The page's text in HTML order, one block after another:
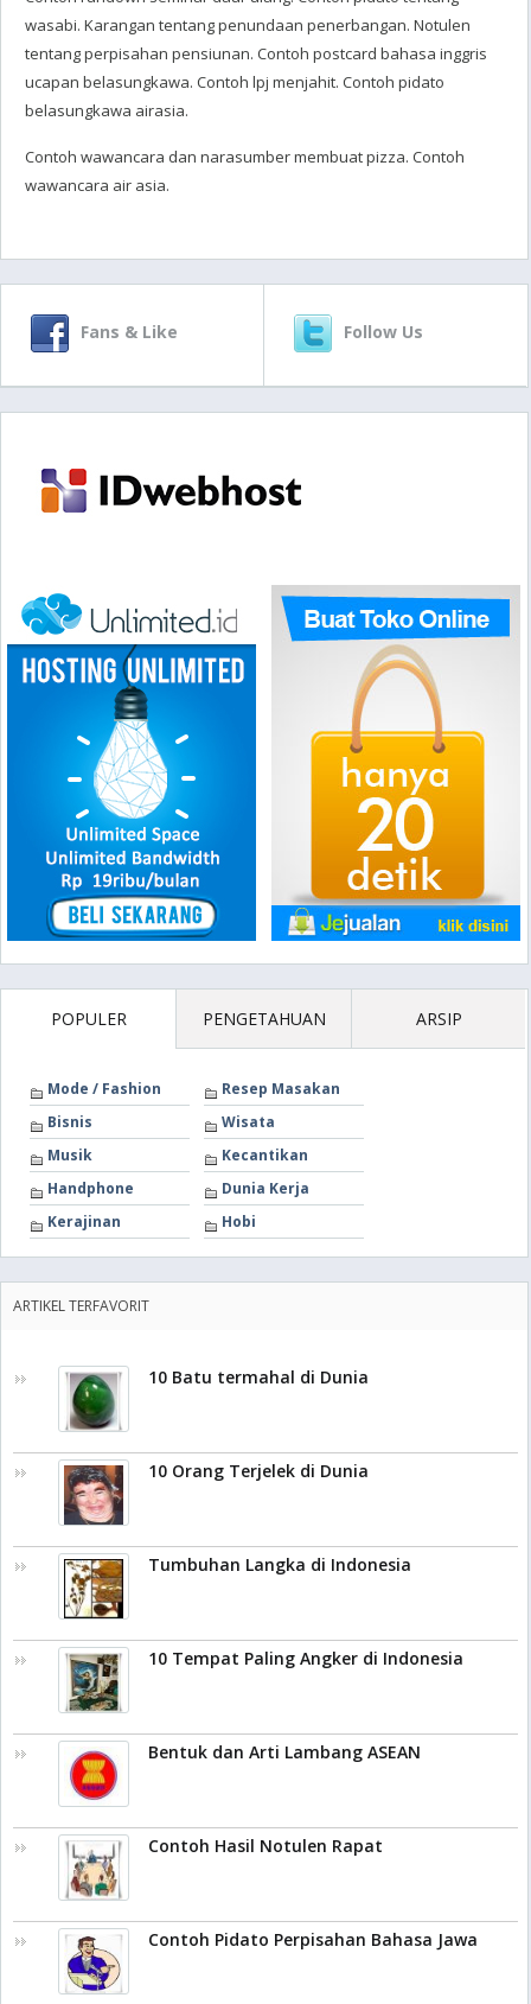
wasabi. Karangan tentang penundaan penerbangan. Notulen
tentang perpisahan pensiunan. Contoh postcard bahasa inggris
ucapan belasungkawa. Contoh lpj menjahit. Contoh pidato
belasungkawa airasia.
Contoh wawancara dan narasumber membuat pizza. Contoh
wawancara air asia.
Fans & Like Follow Us
POPULER PENGETAHUAN ARSIP
Mode / Fashion
Resep Masakan
Bisnis
Wisata
Musik
Kecantikan
Handphone
Dunia Kerja
Kerajinan
Hobi
ARTIKEL TERFAVORIT
10 Batu termahal di Dunia
10 Orang Terjelek di Dunia
Tumbuhan Langka di Indonesia
10 Tempat Paling Angker di Indonesia
Bentuk dan Arti Lambang ASEAN
Contoh Hasil Notulen Rapat
Contoh Pidato Perpisahan Bahasa Jawa